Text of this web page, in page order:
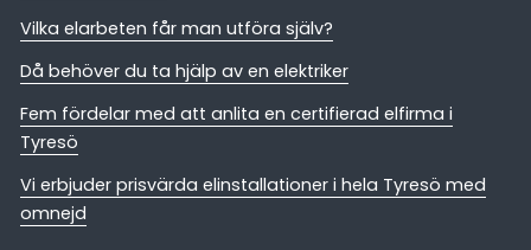
Vilka elarbeten får man utföra själv?
Då behöver du ta hjälp av en elektriker
Fem fördelar med att anlita en certifierad elfirma i
Tyresö
Vi erbjuder prisvärda elinstallationer i hela Tyresö med
omnejd